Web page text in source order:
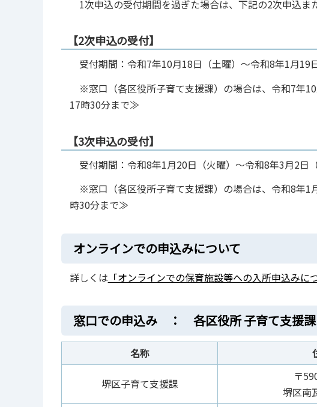
1次申込の受付期間を過ぎた場合は、下記の2次申込ま
【2次申込の受付】
受付期間：令和7年10月18日（土曜）～令和8年1月
※窓口（各区役所子育て支援課）の場合は、令和7年
17時30分まで≫
【3次申込の受付】
受付期間：令和8年1月20日（火曜）～令和8年3月2
※窓口（各区役所子育て支援課）の場合は、令和8年
時30分まで≫
オンラインでの申込みについて
詳しくは 「オンラインでの保育施設等への入所申込みに
窓口での申込み ： 各区役所 子育て支援課
名称
堺区子育て支援課
〒
堺区南